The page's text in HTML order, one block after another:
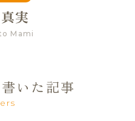
実
Mami
いた記事